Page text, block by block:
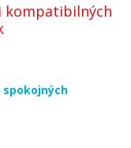
kompatibilných
spokojných